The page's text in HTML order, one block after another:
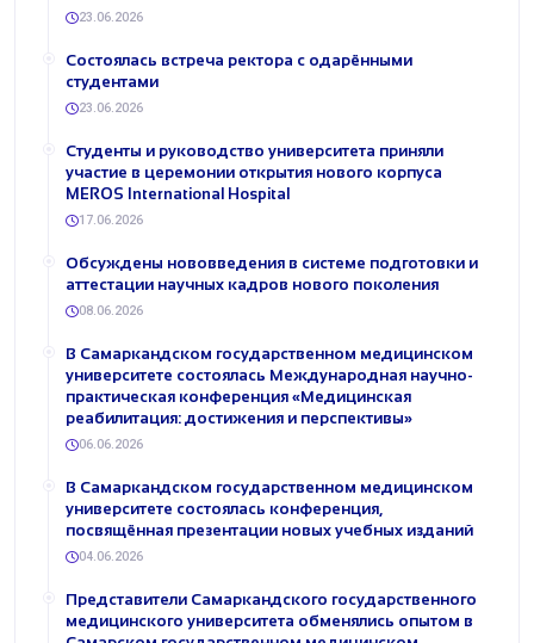
23.06.2026
Состоялась встреча ректора с одарёнными
студентами
23.06.2026
Студенты и руководство университета приняли
участие в церемонии открытия нового корпуса
MEROS International Hospital
17.06.2026
Обсуждены нововведения в системе подготовки и
аттестации научных кадров нового поколения
08.06.2026
В Самаркандском государственном медицинском
университете состоялась Международная научно-
практическая конференция «Медицинская
реабилитация: достижения и перспективы»
06.06.2026
В Самаркандском государственном медицинском
университете состоялась конференция,
посвящённая презентации новых учебных изданий
04.06.2026
Представители Самаркандского государственного
медицинского университета обменялись опытом в